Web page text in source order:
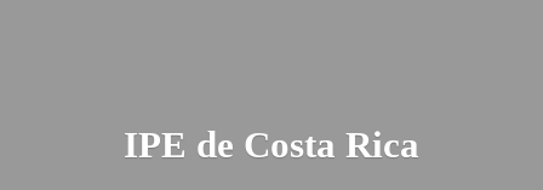
IPE de Costa Rica